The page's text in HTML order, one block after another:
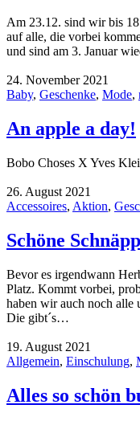
Am 23.12. sind wir bis
auf alle, die vorbei
und sind am 3. Januar
24. November 2021
Baby, Geschenke, Mode,
An apple a day!
Bobo Choses X Yves
26. August 2021
Accessoires, Aktion,
Schöne
Bevor es irgendwann
Platz. Kommt vorbei,
haben wir auch noch alle
Die gibt´s…
19. August 2021
Allgemein, Einschulung,
Alles so schön